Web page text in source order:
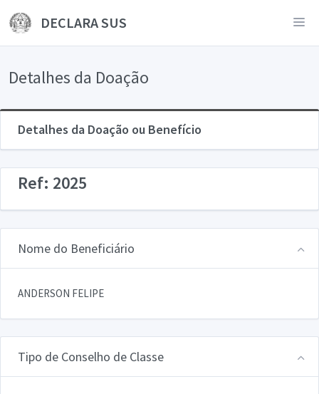
DECLARA SUS
Detalhes da Doação
Detalhes da Doação ou Benefício
Ref: 2025
Nome do Beneficiário
ANDERSON FELIPE
Tipo de Conselho de Classe